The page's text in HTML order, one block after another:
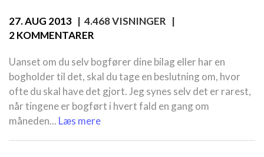
27. AUG 2013 | 4.468 VISNINGER |
2 KOMMENTARER
Uanset om du selv bogfører dine bilag eller har en
bogholder til det, skal du tage en beslutning om, hvor
ofte du skal have det gjort. Jeg synes selv det er rarest,
når tingene er bogført i hvert fald en gang om
måneden... Læs mere